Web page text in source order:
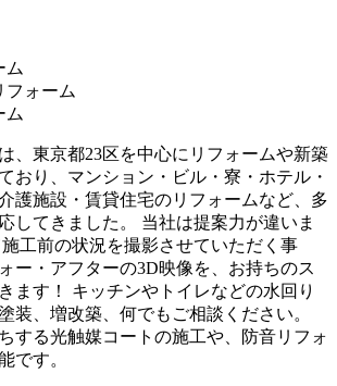
ム
フォーム
ム
、東京都23区を中心にリフォームや新築
おり、マンション・ビル・寮・ホテル・
護施設・賃貸住宅のリフォームなど、多
してきました。 当社は提案力が違いま
工前の状況を撮影させていただく事
ー・アフターの3D映像を、お持ちのス
ます！ キッチンやトイレなどの水回り
装、増改築、何でもご相談ください。
する光触媒コートの施工や、防音リフォ
です。